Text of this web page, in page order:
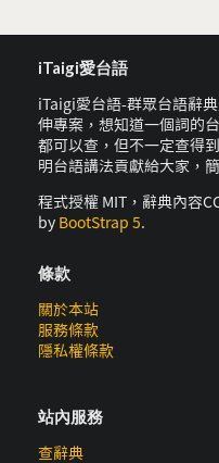
iTaigi愛台語
iTaigi愛台語-群眾台語辭
伸專案，想知道一個詞的
都可以查，但不一定查得
明台語講法貢獻給大家，
程式授權 MIT，辭典內容
by BootStrap 5.
條款
關於本站
服務條款
隱私權條款
站內服務
查辭典